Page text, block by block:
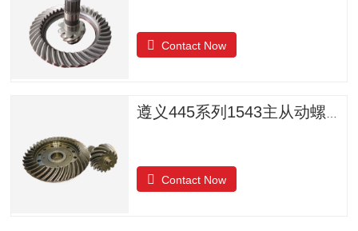
Contact Now
Contact Now